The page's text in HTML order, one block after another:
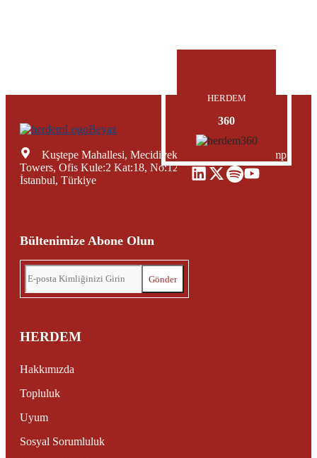
Kuştepe Mahallesi, Mecidiyeköy Yolu Caddesi, Trump
Towers, Ofis Kule:2 Kat:18, No:12, Şişli Mecidiyeköy,
İstanbul, Türkiye
Bültenimize Abone Olun
HERDEM
Hakkımızda
Topluluk
Uyum
Sosyal Sorumluluk
HERDEM
360